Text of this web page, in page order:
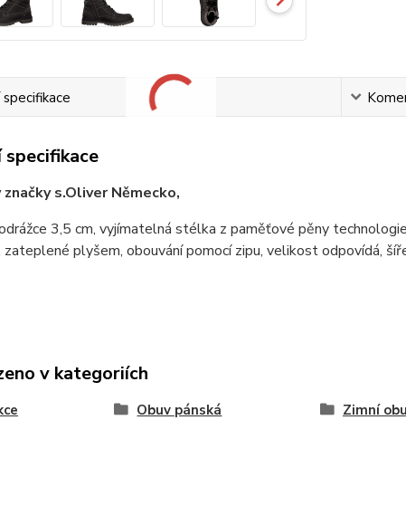
s.Oliver Německo,
3,5 cm, vyjímatelná stélka z paměťové pěny
plyšem, obouvání pomocí zipu, velikost odpovídá,
v kategoriích
Obuv pánská Zimní